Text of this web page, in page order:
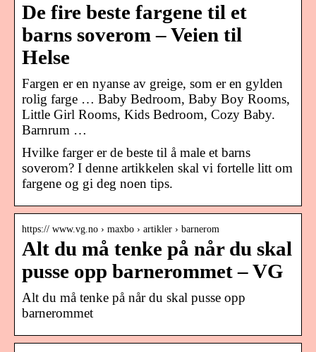
De fire beste fargene til et
barns soverom – Veien til
Helse
Fargen er en nyanse av greige, som er en gylden
rolig farge … Baby Bedroom, Baby Boy Rooms,
Little Girl Rooms, Kids Bedroom, Cozy Baby.
Barnrum …
Hvilke farger er de beste til å male et barns
soverom? I denne artikkelen skal vi fortelle litt om
fargene og gi deg noen tips.
https:// www.vg.no › maxbo › artikler › barnerom
Alt du må tenke på når du skal
pusse opp barnerommet – VG
Alt du må tenke på når du skal pusse opp
barnerommet